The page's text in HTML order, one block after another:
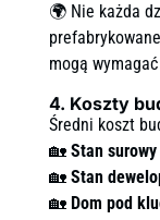
🌍 Nie każda
mogą
4. Koszty
Średni koszt
🏡 Stan
🏡 Stan
🏡 Dom pod